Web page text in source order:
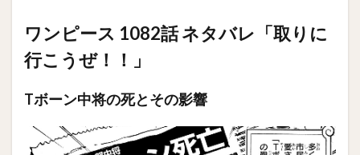
ワンピース 1082話 ネタバレ「取りに
行こうぜ！！」
Tボーン中将の死とその影響